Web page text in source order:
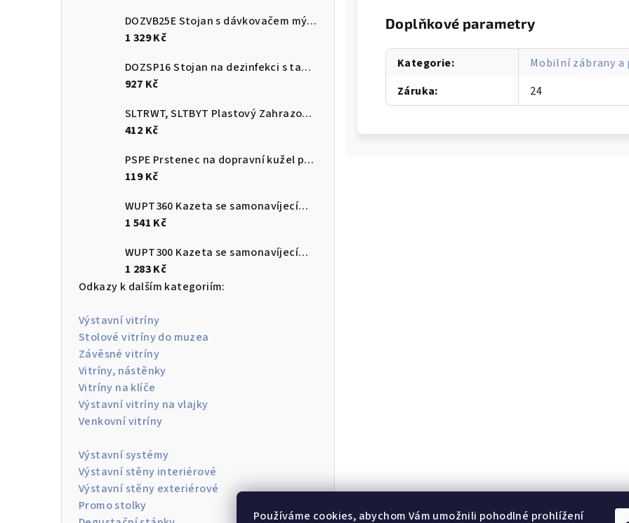
Používáme cookies, abychom Vám umožnili pohodlné prohlížení
DOZVB25E Stojan s dávkovačem mýdla
1 329 Kč
DOZSP16 Stojan na dezinfekci s tabulkou na instrukci
927 Kč
SLTRWT, SLTBYT Plastový Zahrazovací sloupek červenobílý a černožlutý s plnitelnou základnou
412 Kč
PSPE Prstenec na dopravní kužel pro upevnění plastového řetězu
119 Kč
WUPT360 Kazeta se samonavíjecím pásem 3,6m s brzdou a protikusem
1 541 Kč
WUPT300 Kazeta se samonavíjecím pásem 3 m s brzdou a protikusem
1 283 Kč
Odkazy k dalším kategoriím:
Výstavní vitríny
Stolové vitríny do muzea
Závěsné vitríny
Vitríny, nástěnky
Vitríny na klíče
Výstavní vitríny na vlajky
Venkovní vitríny
Výstavní systémy
Výstavní stěny interiérové
Výstavní stěny exteriérové
Promo stolky
Doplňkové parametry
Kategorie:
Mobilní zábrany
Záruka: 24